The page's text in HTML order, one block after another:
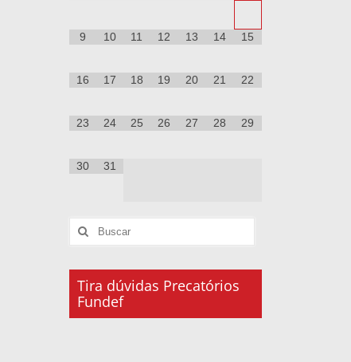
9 10 11 12 13 14 15
16 17 18 19 20 21 22
23 24 25 26 27 28 29
30 31
Tira dúvidas Precatórios
Fundef